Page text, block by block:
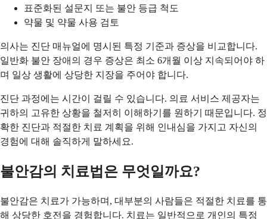
표준화된 설문지 또는 불안 등급 척도
약물 및 약물 사용 검토
의사는 진단 매뉴얼에 명시된 특정 기준과 증상을 비교합니다.
일반화 불안 장애의 경우 증상은 최소 6개월 이상 지속되어야 하
며 일상 생활에 상당한 지장을 주어야 합니다.
진단 과정에는 시간이 걸릴 수 있습니다. 의료 서비스 제공자는
귀하의 고유한 상황을 철저히 이해하기를 원하기 때문입니다. 정
확한 진단과 적절한 치료 계획을 위해 인내심을 가지고 자신의
경험에 대해 솔직하게 말하세요.
불안감의 치료법은 무엇일까요?
불안감은 치료가 가능하며, 대부분의 사람들은 적절한 치료를 통
해 상당한 호전을 경험합니다. 치료는 일반적으로 개인의 특정